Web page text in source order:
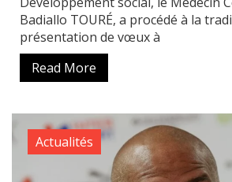
Badiallo TOURÉ, a procédé à la
présentation de vœux à
Read More
Actualités